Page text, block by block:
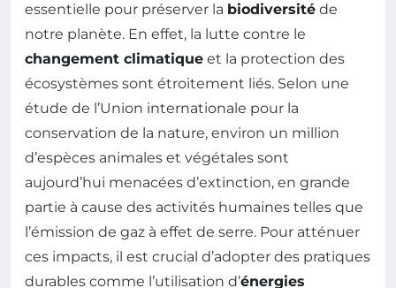
essentielle pour préserver la biodiversité de
notre planète. En effet, la lutte contre le
changement climatique et la protection des
écosystèmes sont étroitement liés. Selon une
étude de l’Union internationale pour la
conservation de la nature, environ un million
d’espèces animales et végétales sont
aujourd’hui menacées d’extinction, en grande
partie à cause des activités humaines telles que
l’émission de gaz à effet de serre. Pour atténuer
ces impacts, il est crucial d’adopter des pratiques
durables comme l’utilisation d’énergies